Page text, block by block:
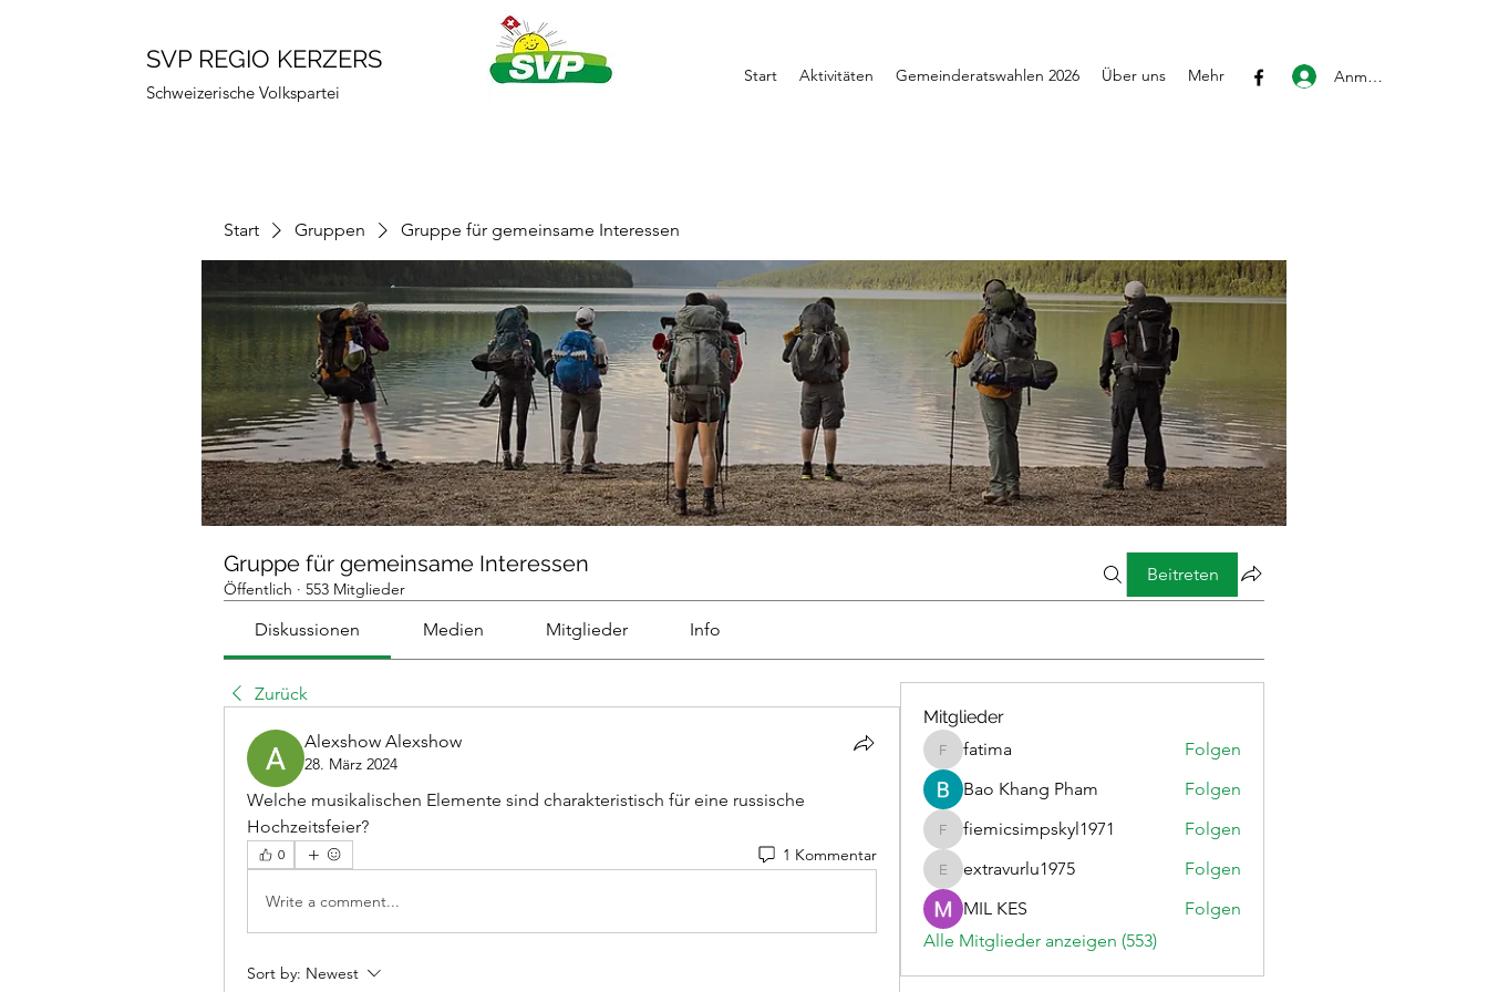
SVP REGIO KERZERS
Schweizerische Volkspartei
Start Aktivitäten Gemeinderatswahlen 2026 Über uns Mehr Anmelden
Start Gruppen Gruppe für gemeinsame Interessen
Gruppe für gemeinsame Interessen
Öffentlich · 553 Mitglieder
Beitreten
Diskussionen Medien Mitglieder Info
Zurück
Alexshow Alexshow
28. März 2024
Welche musikalischen Elemente sind charakteristisch für eine russische
Hochzeitsfeier?
0 1 Kommentar
Write a comment...
Sort by: Newest
Mitglieder
fatima
fatima
Folgen
Bao Khang Pham
Folgen
fiemicsimpskyl1971
fiemicsimpskyl1971 Folgen
extravurlu1975
extravurlu1975
Folgen
MIL KES
Folgen
Alle Mitglieder anzeigen (553)